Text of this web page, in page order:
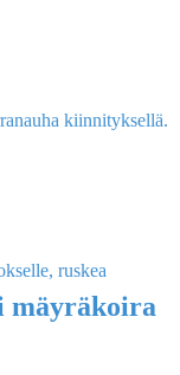
mäyräkoira